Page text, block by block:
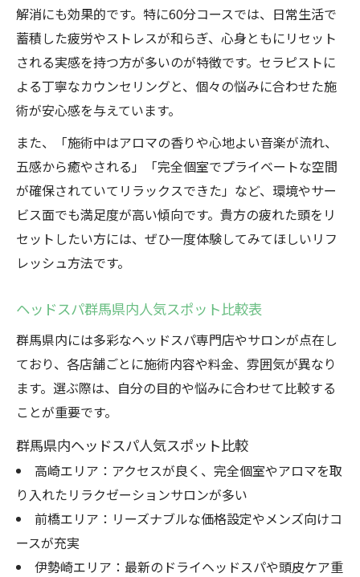
解消にも効果的です。特に60分コースでは、日常生活で
蓄積した疲労やストレスが和らぎ、心身ともにリセット
される実感を持つ方が多いのが特徴です。セラピストに
よる丁寧なカウンセリングと、個々の悩みに合わせた施
術が安心感を与えています。
また、「施術中はアロマの香りや心地よい音楽が流れ、
五感から癒やされる」「完全個室でプライベートな空間
が確保されていてリラックスできた」など、環境やサー
ビス面でも満足度が高い傾向です。貴方の疲れた頭をリ
セットしたい方には、ぜひ一度体験してみてほしいリフ
レッシュ方法です。
ヘッドスパ群馬県内人気スポット比較表
群馬県内には多彩なヘッドスパ専門店やサロンが点在し
ており、各店舗ごとに施術内容や料金、雰囲気が異なり
ます。選ぶ際は、自分の目的や悩みに合わせて比較する
ことが重要です。
群馬県内ヘッドスパ人気スポット比較
高崎エリア：アクセスが良く、完全個室やアロマを取
り入れたリラクゼーションサロンが多い
前橋エリア：リーズナブルな価格設定やメンズ向けコ
ースが充実
伊勢崎エリア：最新のドライヘッドスパや頭皮ケア重